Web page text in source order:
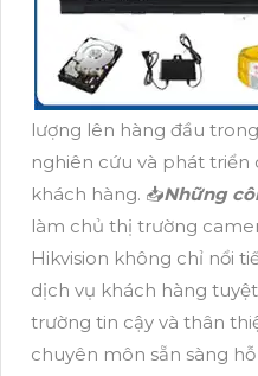
lượng lên hàng đầu
nghiên cứu và phát
khách hàng. 📥Những
làm chủ thị trường
Hikvision không chỉ nổi
dịch vụ khách hàng
trường tin cậy và thân
chuyên môn sẵn sàng